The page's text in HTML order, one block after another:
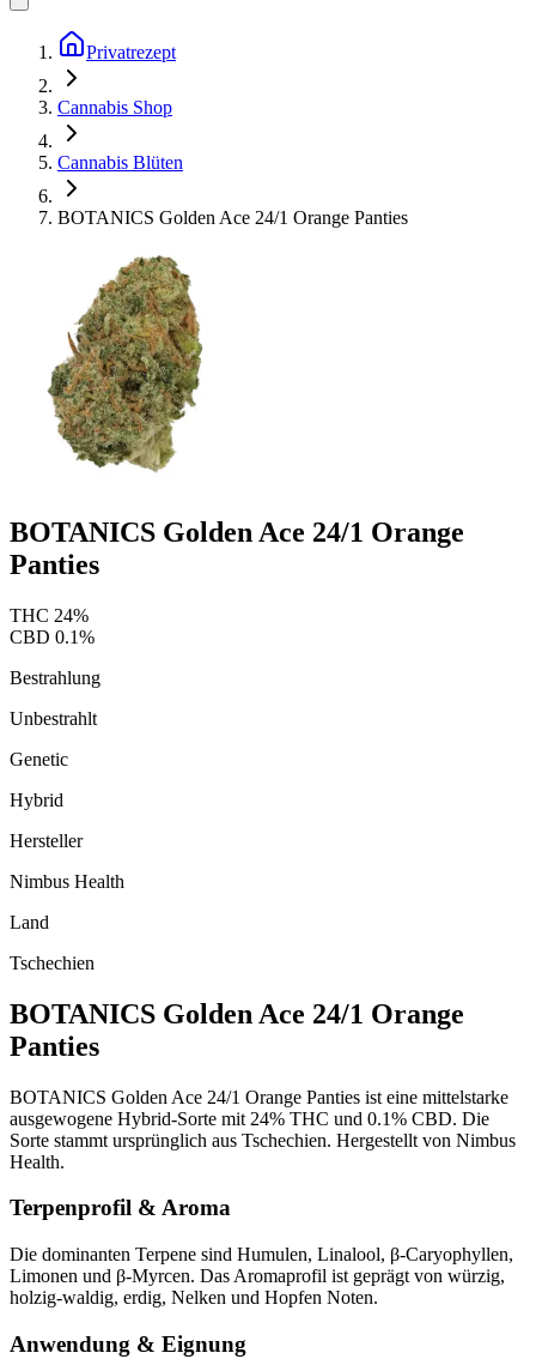
Privatrezept
Cannabis Shop
Cannabis Blüten
BOTANICS Golden Ace 24/1 Orange Panties
BOTANICS Golden Ace 24/1 Orange
Panties
THC 24%
CBD 0.1%
Bestrahlung
Unbestrahlt
Genetic
Hybrid
Hersteller
Nimbus Health
Land
Tschechien
BOTANICS Golden Ace 24/1 Orange
Panties
BOTANICS Golden Ace 24/1 Orange Panties ist eine mittelstarke
ausgewogene Hybrid-Sorte mit 24% THC und 0.1% CBD. Die
Sorte stammt ursprünglich aus Tschechien. Hergestellt von Nimbus
Health.
Terpenprofil & Aroma
Die dominanten Terpene sind Humulen, Linalool, β-Caryophyllen,
Limonen und β-Myrcen. Das Aromaprofil ist geprägt von würzig,
holzig-waldig, erdig, Nelken und Hopfen Noten.
Anwendung & Eignung